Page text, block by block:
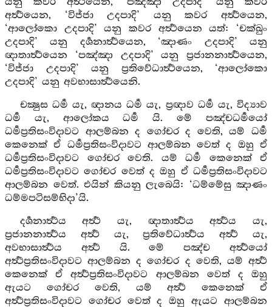
අර්‍ත්‍ථයෙන, ‘විජ්ජා උදපාදි’ යනු කවර අර්‍ත්‍ථයෙන,
‘ආලෝකො උදපාදි’ යනු කවර අර්‍ත්‍ථයෙන යත්: ‘චක්ඛුං
උදපාදි’ යනු දර්‍ශනාර්‍ත්‍ථයෙන, ‘ඤාණං උදපාදි’ යනු
ඥාතාර්‍ත්‍ථයෙන ‘පඤ්ඤා උදපාදි’ යනු ප්‍රජානනාර්‍ත්‍ථයෙන,
‘විජ්ජා උදපාදි’ යනු ප්‍රතිවේධාර්‍ත්‍ථයෙන, ‘ආලෝකො
උදපාදි’ යනු අවභාසාර්‍ත්‍ථයෙනි.
චක්‍ෂුස ධර්‍ම යැ, ඥානය ධර්‍ම යැ, ප්‍රඥාව ධර්‍ම යැ, විද්‍යාව
ධර්‍ම යැ, ආලෝකය ධර්‍ම යි. මේ පඤ්චධර්‍මයෝ
ධර්‍මප්‍රතිසංවිදාවට ආලම්බන ද ගෝචර ද වෙති, යම් ධර්‍ම
කෙනෙක් ඒ ධර්‍මප්‍රතිසංවිදාවට ආලම්බන වෙත් ද ඔහු ඒ
ධර්‍මප්‍රතිසංවිදාවට ගෝචර වෙති. යම් ධර්‍ම කෙනෙක් ඒ
ධර්‍මප්‍රතිසංවිදාවට ගෝචර වෙත් ද ඔහු ඒ ධර්‍මප්‍රතිසංවිදාවට
ආලම්බන වෙත්. එයින් කියනු ලැබෙයි: ‘ධම්මේසු ඤාණං
ධම්මපටිසම්භිදා’යි.
දර්‍ශනාර්‍ත්‍ථය අර්‍ත්‍ථ යැ, ඥාතාර්‍ත්‍ථය අර්‍ත්‍ථය යැ,
ප්‍රජානනාර්‍ත්‍ථය අර්‍ත්‍ථ යැ, ප්‍රතිවේධාර්‍ත්‍ථය අර්‍ත්‍ථ යැ,
අවභාසාර්‍ත්‍ථය අර්‍ත්‍ථ යි. මේ පඤ්ච අර්‍ත්‍ථයෝ
අර්‍ත්‍ථප්‍රතිසංවිදාවට ආලම්බන ද ගෝචර ද වෙති, යම් අර්‍ත්‍ථ
කෙනෙක් ඒ අර්‍ත්‍ථප්‍රතිසංවිදාවට ආලම්බන වෙත් ද ඔහු
ඇයට ගෝචර වෙති, යම් අර්‍ත්‍ථ කෙනෙක් ඒ
අර්‍ත්‍ථප්‍රතිසංවිදාවට ගෝචර වෙත් ද ඔහු ඇයට ආලම්බන